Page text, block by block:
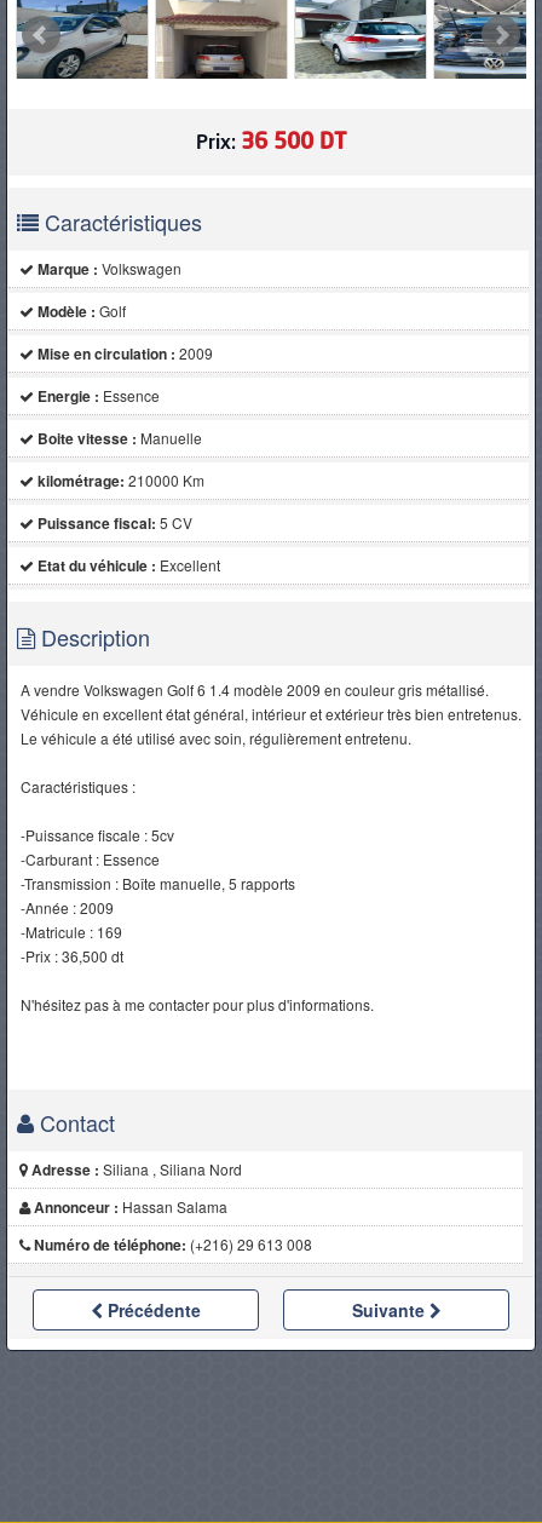
Prix: 36 500 DT
Caractéristiques
Marque : Volkswagen
Modèle : Golf
Mise en circulation : 2009
Energie : Essence
Boite vitesse : Manuelle
kilométrage: 210000 Km
Puissance fiscal: 5 CV
Etat du véhicule : Excellent
Description
A vendre Volkswagen Golf 6 1.4 modèle 2009 en couleur gris métallisé.
Véhicule en excellent état général, intérieur et extérieur très bien entretenus.
Le véhicule a été utilisé avec soin, régulièrement entretenu.
Caractéristiques :
-Puissance fiscale : 5cv
-Carburant : Essence
-Transmission : Boîte manuelle, 5 rapports
-Année : 2009
-Matricule : 169
-Prix : 36,500 dt
N'hésitez pas à me contacter pour plus d'informations.
Contact
Adresse : Siliana , Siliana Nord
Annonceur : Hassan Salama
Numéro de téléphone: (+216) 29 613 008
Précédente Suivante